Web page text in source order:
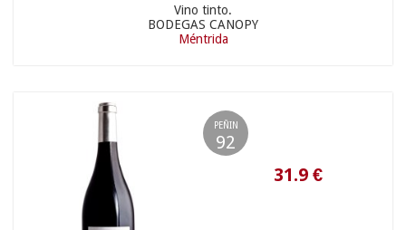
Vino tinto.
BODEGAS CANOPY
Méntrida
PEÑIN
92